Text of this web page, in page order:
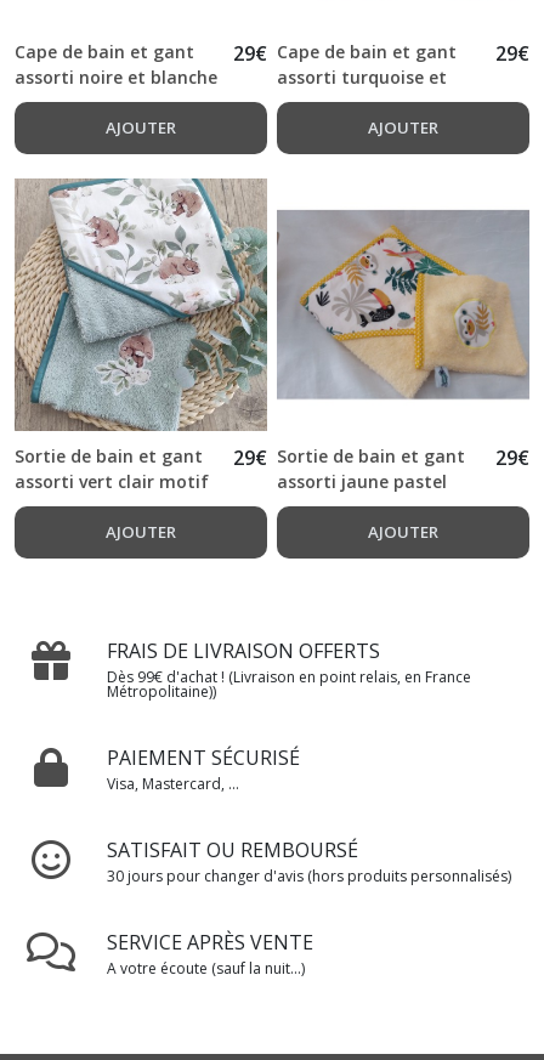
Cape de bain et gant
assorti noire et blanche
motif pandas
29€
AJOUTER
Cape de bain et gant
assorti turquoise et
motif baleines
29€
AJOUTER
Sortie de bain et gant
assorti vert clair motif
oursons
29€
AJOUTER
Sortie de bain et gant
assorti jaune pastel
motif animaux
29€
AJOUTER
FRAIS DE LIVRAISON OFFERTS
Dès 99€ d'achat ! (Livraison en point relais, en France
Métropolitaine))
PAIEMENT SÉCURISÉ
Visa, Mastercard, ...
SATISFAIT OU REMBOURSÉ
30 jours pour changer d'avis (hors produits personnalisés)
SERVICE APRÈS VENTE
A votre écoute (sauf la nuit...)